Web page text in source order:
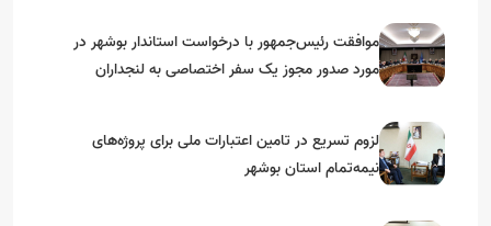
موافقت رئیس‌جمهور با درخواست استاندار بوشهر در
مورد صدور مجوز یک سفر اختصاصی به لنجداران
لزوم تسریع در تامین اعتبارات ملی برای پروژه‌های
نیمه‌تمام استان بوشهر